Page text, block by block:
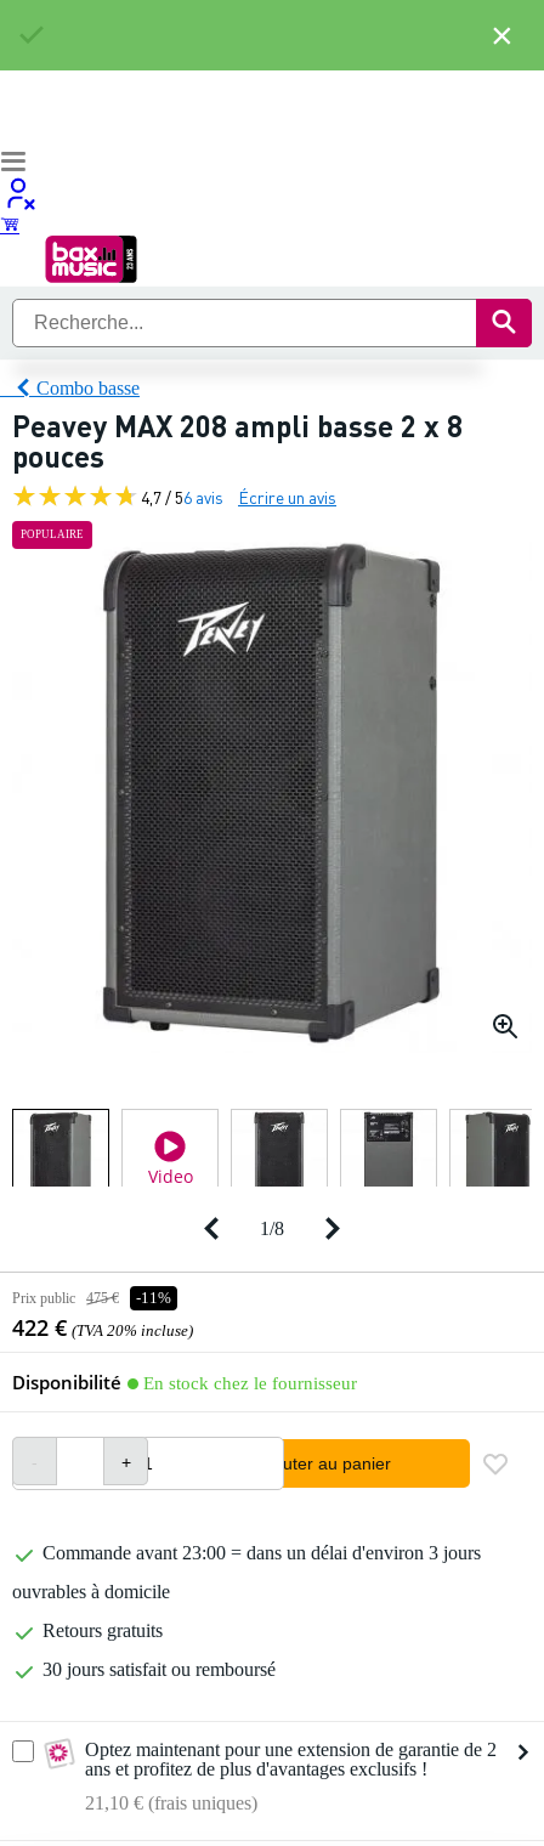
Combo basse
Peavey MAX 208 ampli basse 2 x 8
pouces
4,7 / 56 avis Écrire un avis
POPULAIRE
Video
1/8
Prix public 475 € -11%
422 € (TVA 20% incluse)
Disponibilité En stock chez le fournisseur
Ajouter au panier
Commande avant 23:00 = dans un délai d'environ 3 jours
ouvrables à domicile
Retours gratuits
30 jours satisfait ou remboursé
Optez maintenant pour une extension de garantie de 2
ans et profitez de plus d'avantages exclusifs !
21,10 € (frais uniques)
×